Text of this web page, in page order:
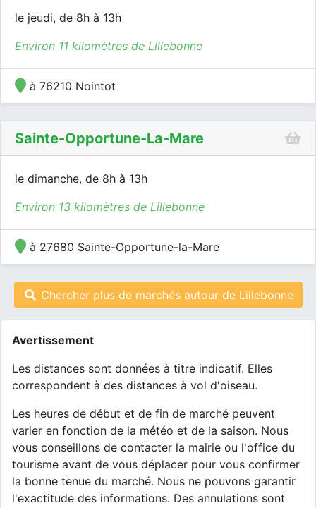
le jeudi, de 8h à 13h
Environ 11 kilomètres de Lillebonne
à 76210 Nointot
Sainte-Opportune-La-Mare
le dimanche, de 8h à 13h
Environ 13 kilomètres de Lillebonne
à 27680 Sainte-Opportune-la-Mare
Chercher plus de marchés autour de Lillebonne
Avertissement
Les distances sont données à titre indicatif. Elles
correspondent à des distances à vol d'oiseau.
Les heures de début et de fin de marché peuvent
varier en fonction de la météo et de la saison. Nous
vous conseillons de contacter la mairie ou l'office du
tourisme avant de vous déplacer pour vous confirmer
la bonne tenue du marché. Nous ne pouvons garantir
l'exactitude des informations. Des annulations sont